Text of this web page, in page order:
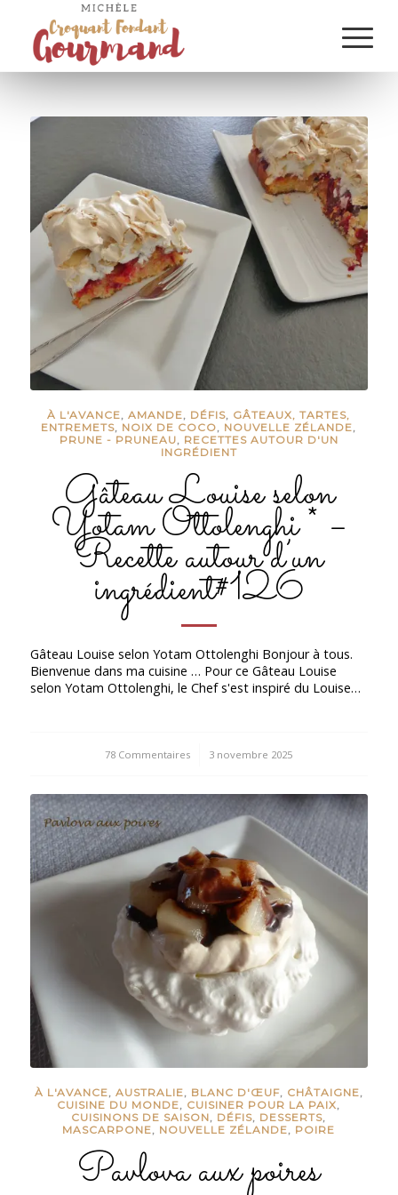
À L'AVANCE,AMANDE, DÉFIS, GÂTEAUX, TARTES,
ENTREMETS, NOIX DE COCO, NOUVELLE ZÉLANDE,
PRUNE - PRUNEAU, RECETTES AUTOUR D'UN
INGRÉDIENT
Gâteau Louise selon
Yotam Ottolenghi * –
Recette autour d’un
ingrédient#126
Gâteau Louise selon Yotam Ottolenghi Bonjour à tous.
Bienvenue dans ma cuisine … Pour ce Gâteau Louise
selon Yotam Ottolenghi, le Chef s'est inspiré du Louise…
78 Commentaires
/ 3 novembre 2025
À L'AVANCE, AUSTRALIE, BLANC D'ŒUF, CHÂTAIGNE,
CUISINE DU MONDE, CUISINER POUR LA PAIX,
CUISINONS DE SAISON, DÉFIS, DESSERTS,
MASCARPONE, NOUVELLE ZÉLANDE, POIRE
Pavlova aux poires